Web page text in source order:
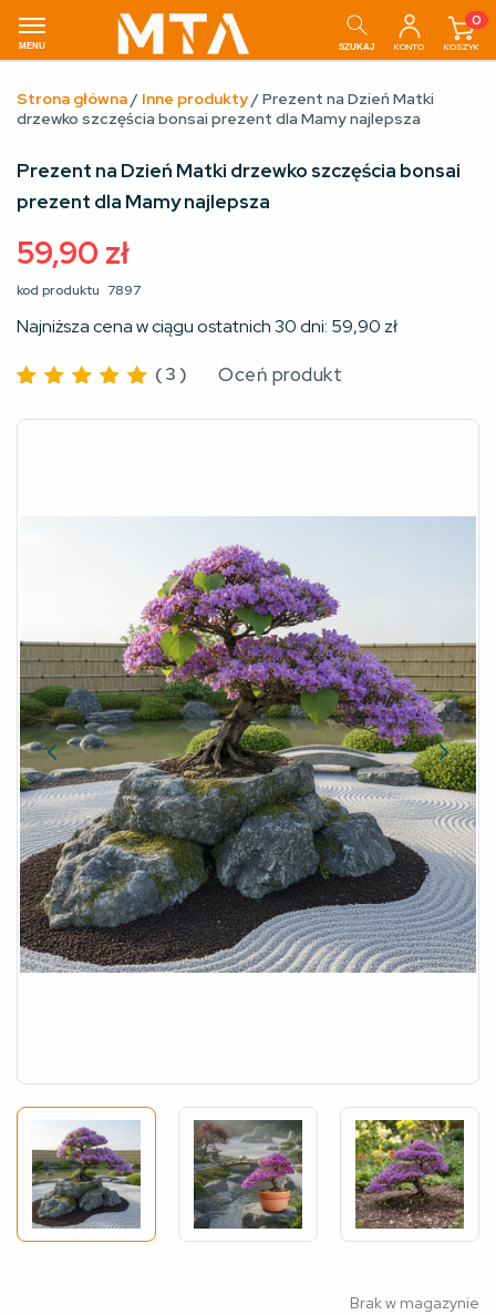
MENU SZUKAJ KONTO
0
KOSZYK
Strona główna/ Inne produkty/ Prezent na Dzień Matki
drzewko szczęścia bonsai prezent dla Mamy najlepsza
Prezent na Dzień Matki drzewko szczęścia bonsai
prezent dla Mamy najlepsza
59,90 zł
kod produktu 7897
Najniższa cena w ciągu ostatnich 30 dni: 59,90 zł
5na 5
(3 ) Oceń produkt
Brak w magazynie